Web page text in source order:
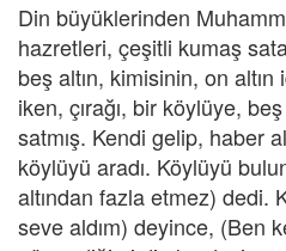
Din büyüklerinden
hazretleri, çeşitli kumaş
beş altın, kimisinin, on
iken, çırağı, bir köylüye,
satmış. Kendi gelip, haber
köylüyü aradı. Köylüyü
altından fazla etmez) dedi.
seve aldım) deyince, (Ben